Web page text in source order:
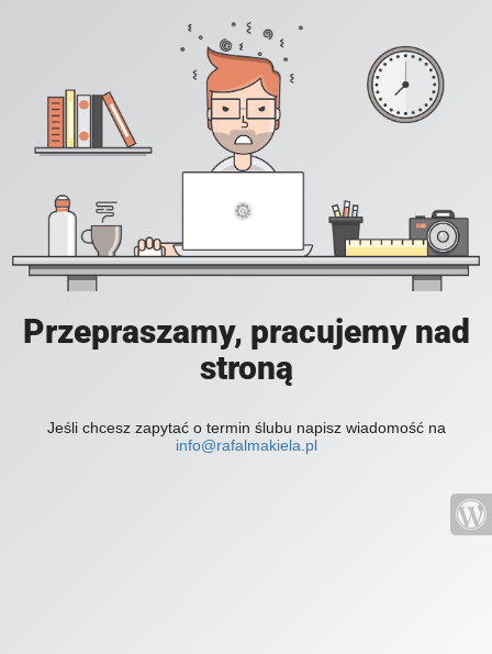
Przepraszamy, pracujemy nad
stroną
Jeśli chcesz zapytać o termin ślubu napisz wiadomość na
info@rafalmakiela.pl